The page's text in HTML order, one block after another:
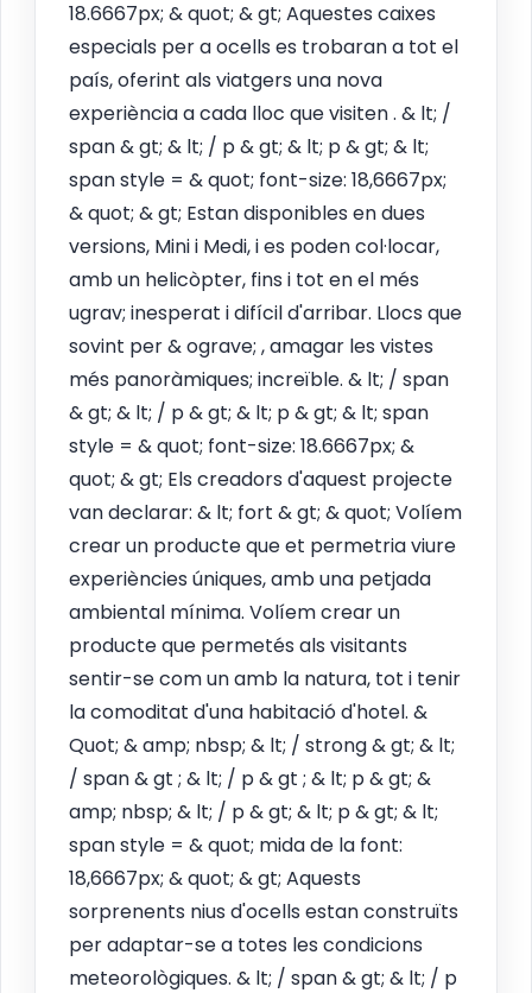
18.6667px; & quot; & gt; Aquestes caixes
especials per a ocells es trobaran a tot el
país, oferint als viatgers una nova
experiència a cada lloc que visiten . & lt; /
span & gt; & lt; / p & gt; & lt; p & gt; & lt;
span style = & quot; font-size: 18,6667px;
& quot; & gt; Estan disponibles en dues
versions, Mini i Medi, i es poden col·locar,
amb un helicòpter, fins i tot en el més
ugrav; inesperat i difícil d'arribar. Llocs que
sovint per & ograve; , amagar les vistes
més panoràmiques; increïble. & lt; / span
& gt; & lt; / p & gt; & lt; p & gt; & lt; span
style = & quot; font-size: 18.6667px; &
quot; & gt; Els creadors d'aquest projecte
van declarar: & lt; fort & gt; & quot; Volíem
crear un producte que et permetria viure
experiències úniques, amb una petjada
ambiental mínima. Volíem crear un
producte que permetés als visitants
sentir-se com un amb la natura, tot i tenir
la comoditat d'una habitació d'hotel. &
Quot; & amp; nbsp; & lt; / strong & gt; & lt;
/ span & gt ; & lt; / p & gt ; & lt; p & gt; &
amp; nbsp; & lt; / p & gt; & lt; p & gt; & lt;
span style = & quot; mida de la font:
18,6667px; & quot; & gt; Aquests
sorprenents nius d'ocells estan construïts
per adaptar-se a totes les condicions
meteorològiques. & lt; / span & gt; & lt; / p